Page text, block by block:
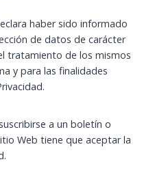
haber sido informado
de datos de carácter
tratamiento de los mismos
y para las finalidades
a un boletín o
Web tiene que aceptar la